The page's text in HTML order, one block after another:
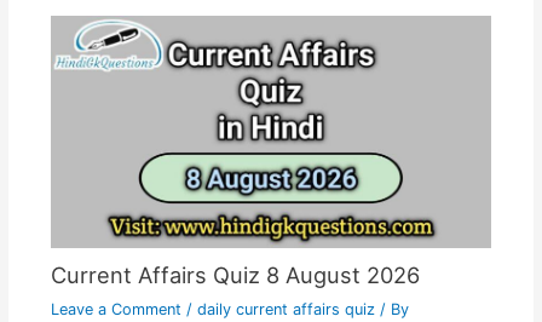
Current Affairs Quiz 8 August 2026
Leave a Comment / daily current affairs quiz / By